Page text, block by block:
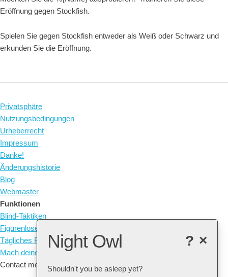
Eröffnung gegen Stockfish.
Spielen Sie gegen Stockfish entweder als Weiß oder Schwarz und
erkunden Sie die Eröffnung.
Privatsphäre
Nutzungsbedingungen
Urheberrecht
Impressum
Danke!
Änderungshistorie
Blog
Webmaster
Funktionen
Blind-Taktiken
Figurenlose Taktiken
Tägliches Puzzle
Mach deine eigenen Taktiken
Contact me at: arne@listudy.org
×
?
Night Owl
Shouldn't you be asleep yet?